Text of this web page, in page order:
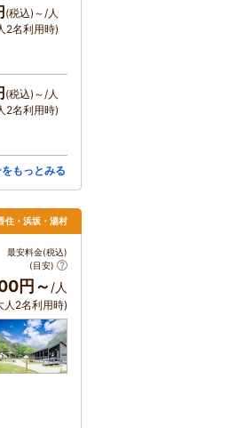
(税込)～/人
2名利用時)
(税込)～/人
2名利用時)
もっとみる
住・浜坂・湯村
最安料金(税込)
(目安)
円～ /人
人2名利用時)